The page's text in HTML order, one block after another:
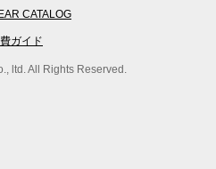
CATALOG
ガイド
ltd. All Rights Reserved.